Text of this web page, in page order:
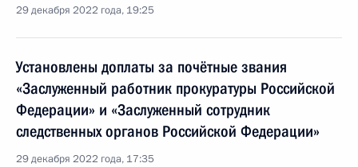
29 декабря 2022 года, 19:25
Установлены доплаты за почётные звания
«Заслуженный работник прокуратуры Российской
Федерации» и «Заслуженный сотрудник
следственных органов Российской Федерации»
29 декабря 2022 года, 17:35